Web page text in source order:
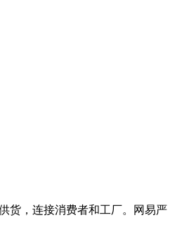
货，连接消费者和工厂。网易严